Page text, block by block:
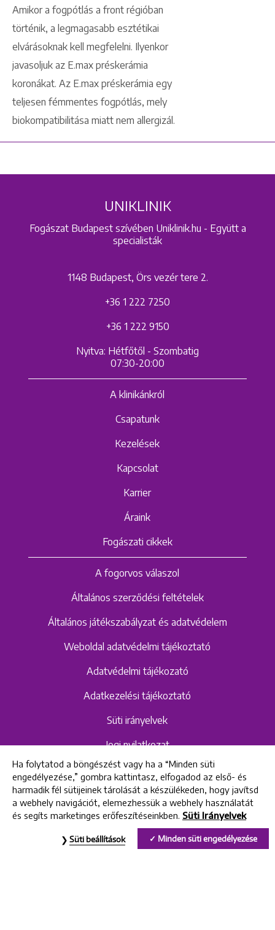
Amikor a fogpótlás a front régióban
történik, a legmagasabb esztétikai
elvárásoknak kell megfelelni. Ilyenkor
javasoljuk az E.max préskerámia
koronákat. Az E.max préskerámia egy
teljesen fémmentes fogpótlás, mely
biokompatibilitása miatt nem allergizál.
UNIKLINIK
Fogászat Budapest szívében Uniklinik.hu - Együtt a
specialisták
1148 Budapest, Örs vezér tere 2.
+36 1 222 7250
+36 1 222 9150
Nyitva: Hétfőtől - Szombatig
07:30-20:00
A klinikánkról
Csapatunk
Kezelések
Kapcsolat
Karrier
Áraink
Fogászati cikkek
A fogorvos válaszol
Általános szerződési feltételek
Általános játékszabályzat és adatvédelem
Weboldal adatvédelmi tájékoztató
Adatvédelmi tájékozató
Adatkezelési tájékoztató
Süti irányelvek
Jogi nyilatkozat
Hangrögzítéshez kapcsolódó adatvédelmi
szabályzat és tájékoztató
Uniklinik Fogászati és Implantációs Központ
Ha folytatod a böngészést vagy ha a “Minden süti
engedélyezése,” gombra kattintasz, elfogadod az első- és
harmadik fél sütijeinek tárolását a készülékeden, hogy javítsd
a webhely navigációt, elemezhessük a webhely használatát
és segíts marketinges erőfeszítéseinkben. Süti Irányelvek
Minden süti engedélyezése
Süti beállítások